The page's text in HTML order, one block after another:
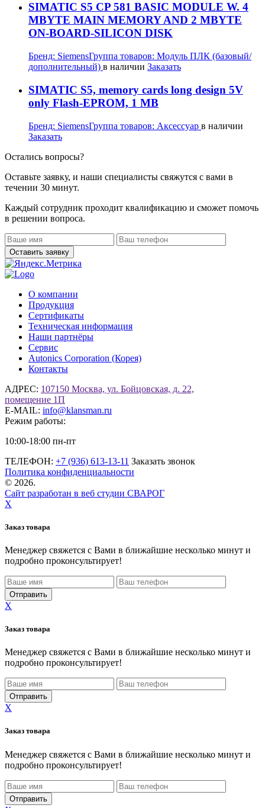
SIMATIC S5 CP 581 BASIC MODULE W. 4
MBYTE MAIN MEMORY AND 2 MBYTE
ON-BOARD-SILICON DISK
Бренд: SiemensГруппа товаров: Модуль ПЛК (базовый/
дополнительный) в наличии Заказать
SIMATIC S5, memory cards long design 5V
only Flash-EPROM, 1 MB
Бренд: SiemensГруппа товаров: Аксессуар в наличии
Заказать
Остались вопросы?
Оставьте заявку, и наши специалисты свяжутся с вами в
течении 30 минут.
Каждый сотрудник проходит квалификацию и сможет помочь
в решении вопроса.
О компании
Продукция
Сертификаты
Техническая информация
Наши партнёры
Сервис
Autonics Corporation (Корея)
Контакты
АДРЕС: 107150 Москва, ул. Бойцовская, д. 22,
помещение 1П
E-MAIL: info@klansman.ru
Режим работы:
10:00-18:00 пн-пт
ТЕЛЕФОН: +7 (936) 613-13-11 Заказать звонок
Политика конфиденциальности
© 2026.
Сайт разработан в веб студии СВАРОГ
X
Заказ товара
Менеджер свяжется с Вами в ближайшие несколько минут и
подробно проконсультирует!
X
Заказ товара
Менеджер свяжется с Вами в ближайшие несколько минут и
подробно проконсультирует!
X
Заказ товара
Менеджер свяжется с Вами в ближайшие несколько минут и
подробно проконсультирует!